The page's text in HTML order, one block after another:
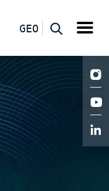
GEO